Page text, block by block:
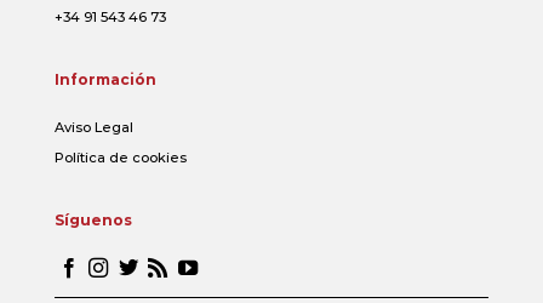
+34 91 543 46 73
Información
Aviso Legal
Política de cookies
Síguenos